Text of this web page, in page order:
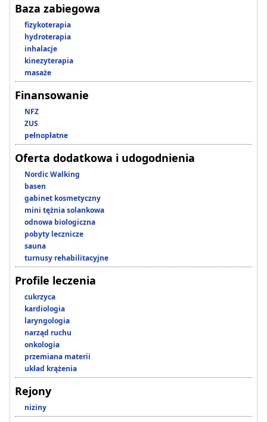
Baza zabiegowa
fizykoterapia
hydroterapia
inhalacje
kinezyterapia
masaże
Finansowanie
NFZ
ZUS
pełnopłatne
Oferta dodatkowa i udogodnienia
Nordic Walking
basen
gabinet kosmetyczny
mini tężnia solankowa
odnowa biologiczna
pobyty lecznicze
sauna
turnusy rehabilitacyjne
Profile leczenia
cukrzyca
kardiologia
laryngologia
narząd ruchu
onkologia
przemiana materii
układ krążenia
Rejony
niziny